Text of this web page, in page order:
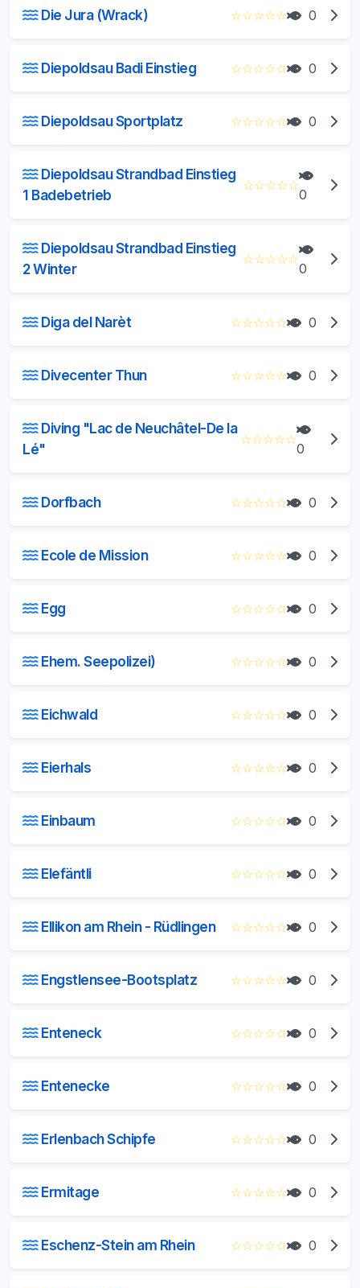
Die Jura (Wrack) ☆☆☆☆☆ 0
Diepoldsau Badi Einstieg ☆☆☆☆☆ 0
Diepoldsau Sportplatz ☆☆☆☆☆ 0
Diepoldsau Strandbad Einstieg
1 Badebetrieb
☆☆☆☆☆
0
Diepoldsau Strandbad Einstieg
2 Winter
☆☆☆☆☆
0
Diga del Narèt ☆☆☆☆☆ 0
Divecenter Thun ☆☆☆☆☆ 0
Diving "Lac de Neuchâtel-De la
Lé"
☆☆☆☆☆
0
Dorfbach ☆☆☆☆☆ 0
Ecole de Mission ☆☆☆☆☆ 0
Egg ☆☆☆☆☆ 0
Ehem. Seepolizei) ☆☆☆☆☆ 0
Eichwald ☆☆☆☆☆ 0
Eierhals ☆☆☆☆☆ 0
Einbaum ☆☆☆☆☆ 0
Elefäntli ☆☆☆☆☆ 0
Ellikon am Rhein - Rüdlingen ☆☆☆☆☆ 0
Engstlensee-Bootsplatz ☆☆☆☆☆ 0
Enteneck ☆☆☆☆☆ 0
Entenecke ☆☆☆☆☆ 0
Erlenbach Schipfe ☆☆☆☆☆ 0
Ermitage ☆☆☆☆☆ 0
Eschenz-Stein am Rhein ☆☆☆☆☆ 0